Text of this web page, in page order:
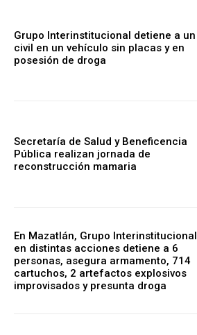
Grupo Interinstitucional detiene a un
civil en un vehículo sin placas y en
posesión de droga
Secretaría de Salud y Beneficencia
Pública realizan jornada de
reconstrucción mamaria
En Mazatlán, Grupo Interinstitucional
en distintas acciones detiene a 6
personas, asegura armamento, 714
cartuchos, 2 artefactos explosivos
improvisados y presunta droga